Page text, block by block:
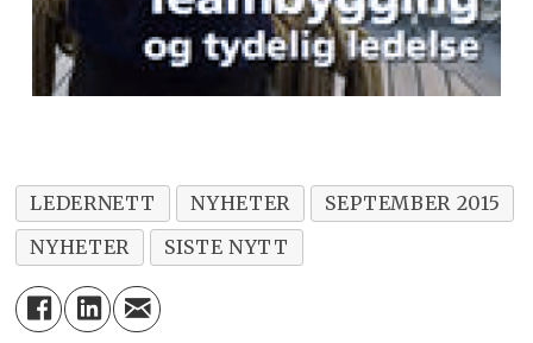
LEDERNETT NYHETER
SEPTEMBER 2015
NYHETER
SISTE NYTT